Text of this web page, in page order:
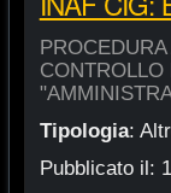
CONTROLLO
Tipologia:
Pubblicato il: